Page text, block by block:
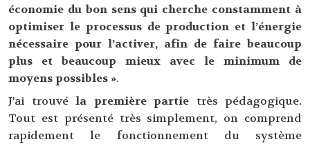
économie du bon sens qui cherche constamment à
optimiser le processus de production et l’énergie
nécessaire pour l’activer, afin de faire beaucoup
plus et beaucoup mieux avec le minimum de
moyens possibles ».
J'ai trouvéla première partie très pédagogique.
Tout est présenté très simplement, on comprend
rapidement le fonctionnement du système